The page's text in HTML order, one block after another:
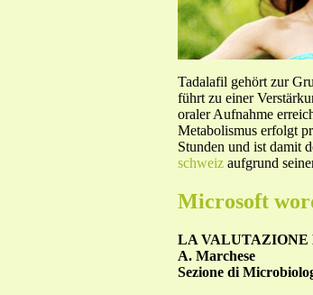
Tadalafil gehört zur
führt zu einer
oraler Aufnahme
Metabolismus erfolgt
Stunden und ist damit
schweiz aufgrund
Microsoft
LA
A. Marchese
Sezione di